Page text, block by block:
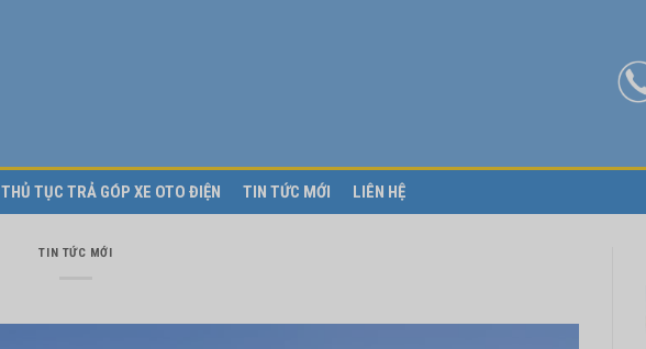
THỦ TỤC TRẢ GÓP XE OTO ĐIỆN TIN TỨC MỚI LIÊN HỆ
TIN TỨC MỚI